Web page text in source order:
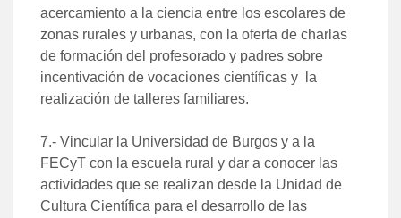
acercamiento a la ciencia entre los escolares de
zonas rurales y urbanas, con la oferta de charlas
de formación del profesorado y padres sobre
incentivación de vocaciones científicas y la
realización de talleres familiares.​
7.- Vincular la Universidad de Burgos y a la
FECyT con la escuela rural y dar a conocer las
actividades que se realizan desde la Unidad de
Cultura Científica para el desarrollo de las